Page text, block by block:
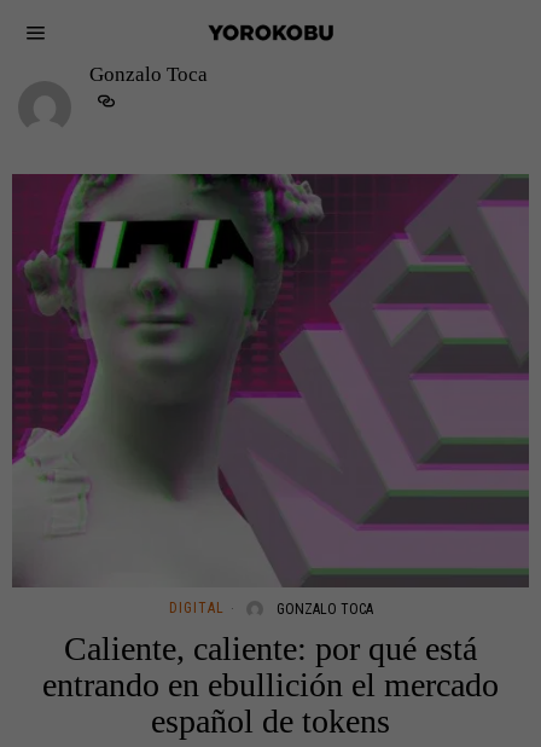
Gonzalo Toca
DIGITAL GONZALO TOCA
Caliente, caliente: por qué está
entrando en ebullición el mercado
español de tokens